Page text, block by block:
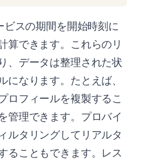
ビスの期間を開始時刻に
算できます。これらのリ
、データは整理された状
になります。たとえば、
ロフィールを複製するこ
管理できます。プロバイ
ルタリングしてリアルタ
ることもできます。レス